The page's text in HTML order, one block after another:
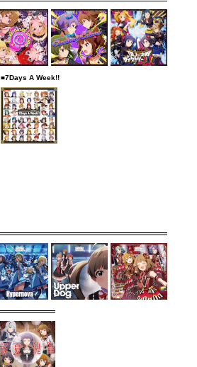
■7Days A Week!!